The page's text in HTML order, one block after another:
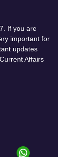
If you are
important for
updates
Affairs